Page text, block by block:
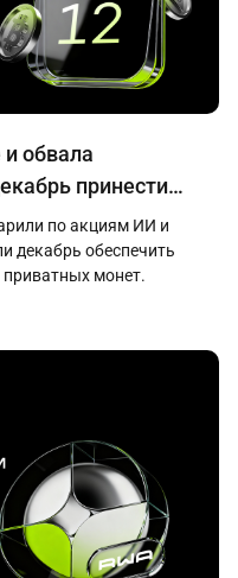
обвала
принести
по акциям ИИ и
декабрь обеспечить
приватных монет.